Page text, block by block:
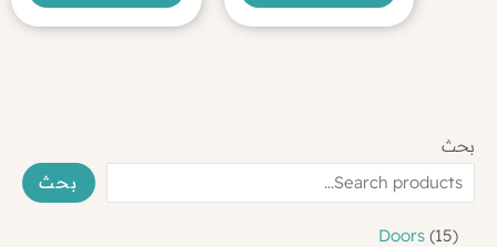
بحث
بحث
Doors 151